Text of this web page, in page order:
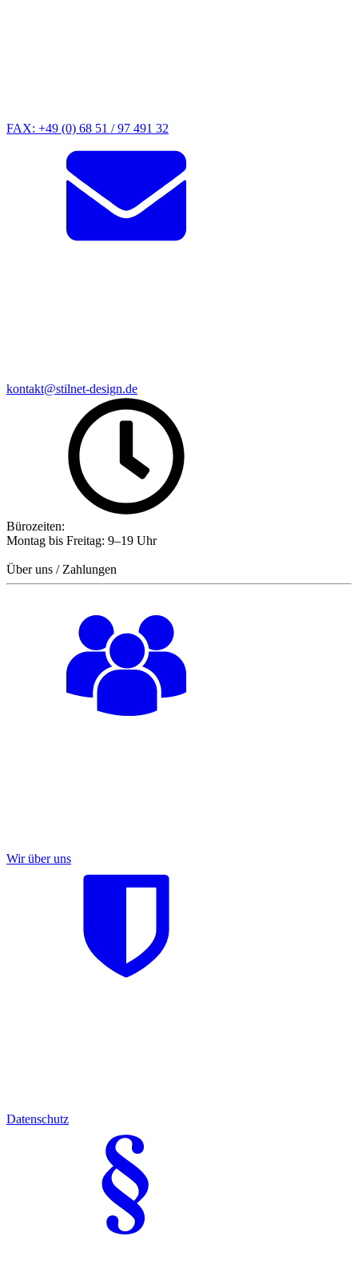
FAX: +49 (0) 68 51 / 97 491 32
kontakt@stilnet-design.de
Bürozeiten:
Montag bis Freitag: 9–19 Uhr
Über uns / Zahlungen
Wir über uns
Datenschutz